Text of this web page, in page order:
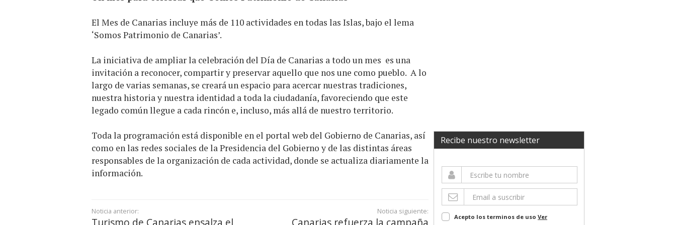
El Mes de Canarias incluye más de 110 actividades en todas las Islas, bajo el lema
‘Somos Patrimonio de Canarias’.
La iniciativa de ampliar la celebración del Día de Canarias a todo un mes es una
invitación a reconocer, compartir y preservar aquello que nos une como pueblo. A lo
largo de varias semanas, se creará un espacio para acercar nuestras tradiciones,
nuestra historia y nuestra identidad a toda la ciudadanía, favoreciendo que este
legado común llegue a cada rincón e, incluso, más allá de nuestro territorio.
Toda la programación está disponible en el portal web del Gobierno de Canarias, así
como en las redes sociales de la Presidencia del Gobierno y de las distintas áreas
responsables de la organización de cada actividad, donde se actualiza diariamente la
información.
Noticia anterior:
Turismo de Canarias ensalza el
Noticia siguiente:
Canarias refuerza la campaña
Recibe nuestro newsletter
Acepto los terminos de uso Ver